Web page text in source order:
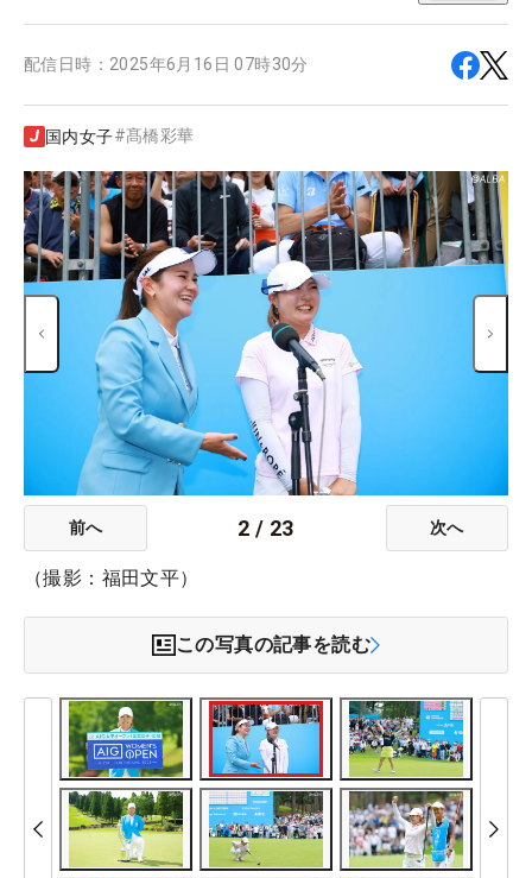
配信日時： 2025年6月16日 07時30分
国内女子#髙橋彩華
前へ 2 / 23 次へ
（撮影：福田文平）
この写真の記事を読む